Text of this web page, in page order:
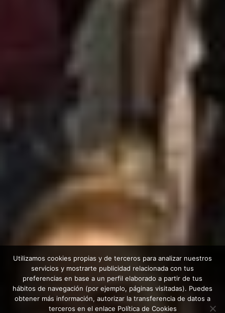
Utilizamos cookies propias y de terceros para analizar nuestros
servicios y mostrarte publicidad relacionada con tus
preferencias en base a un perfil elaborado a partir de tus
hábitos de navegación (por ejemplo, páginas visitadas). Puedes
obtener más información, autorizar la transferencia de datos a
terceros en el enlace Política de Cookies